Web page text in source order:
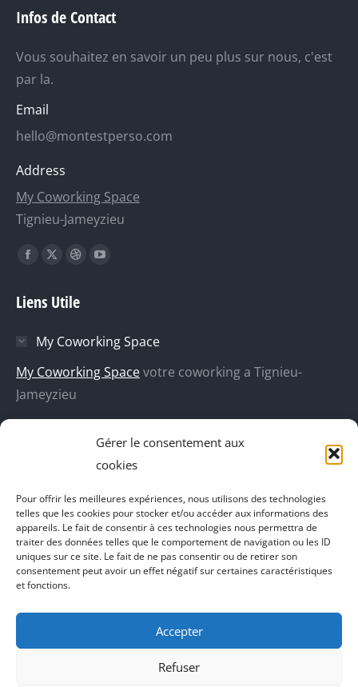
Gérer le consentement aux
cookies
Pour offrir les meilleures expériences, nous utilisons des technologies
telles que les cookies pour stocker et/ou accéder aux informations des
appareils. Le fait de consentir à ces technologies nous permettra de
traiter des données telles que le comportement de navigation ou les ID
uniques sur ce site. Le fait de ne pas consentir ou de retirer son
consentement peut avoir un effet négatif sur certaines caractéristiques
et fonctions.
Accepter
Refuser
Infos de Contact
Vous souhaitez en savoir un peu plus sur nous, c'est
par la.
Email
hello@montestperso.com
Address
My Coworking Space
Tignieu-Jameyzieu
Trouvez nous sur :
La
Facebook
dans
une
nouvelle
La
X
dans
une
nouvelle
La
Dribble
dans
une
nouvelle
La
dans
une
Liens Utile
My Coworking Space
My Coworking Spacevotre coworking a Tignieu-
Jameyzieu
Agence de communication Akinai
Vecteur de croissance
L'instant Ki
Il parlent de vous